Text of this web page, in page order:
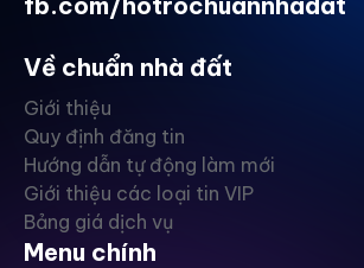
Về chuẩn nhà đất
Giới thiệu
Quy định đăng tin
Hướng dẫn tự động làm mới
Giới thiệu các loại tin VIP
Bảng giá dịch vụ
Menu chính